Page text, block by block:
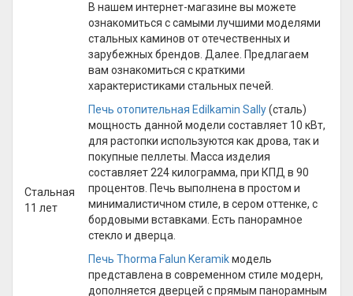
Стальная
11 лет
В нашем интернет-магазине вы можете
ознакомиться с самыми лучшими моделями
стальных каминов от отечественных и
зарубежных брендов. Далее. Предлагаем
вам ознакомиться с краткими
характеристиками стальных печей.
Печь отопительная Edilkamin Sally(сталь)
мощность данной модели составляет 10 кВт,
для растопки используются как дрова, так и
покупные пеллеты. Масса изделия
составляет 224 килограмма, при КПД в 90
процентов. Печь выполнена в простом и
минималистичном стиле, в сером оттенке, с
бордовыми вставками. Есть панорамное
стекло и дверца.
Печь Thorma Falun Keramikмодель
представлена в современном стиле модерн,
дополняется дверцей с прямым панорамным